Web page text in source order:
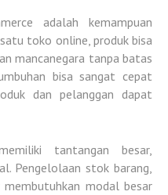
adalah kemampuan
toko online, produk bisa
mancanegara tanpa batas
bisa sangat cepat
dan pelanggan dapat
tantangan besar,
Pengelolaan stok barang,
modal besar